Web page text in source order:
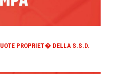
PROPRIET� DELLA S.S.D.